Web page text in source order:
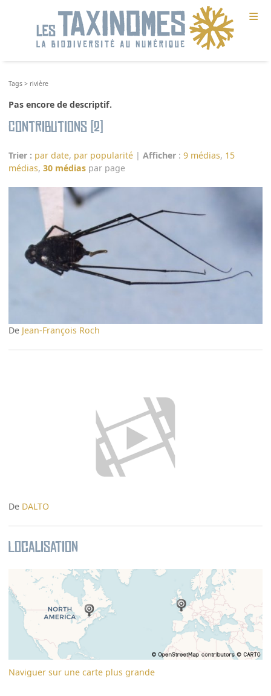
≡
Tags > rivière
Pas encore de descriptif.
Contributions (2)
Trier : par date, par popularité |Afficher :9 médias, 15
médias,30 médias par page
De Jean-François Roch
De DALTO
Localisation
Naviguer sur une carte plus grande